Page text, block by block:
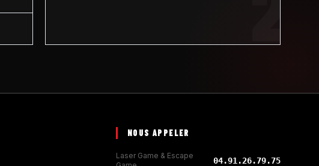
NOUS APPELER
Laser Game & Escape
04.91.26.79.75